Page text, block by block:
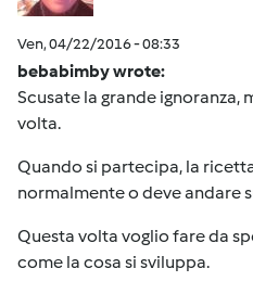
Ven, 04/22/2016 - 08:33
bebabimby wrote:
Scusate la grande ignoranza,
volta.
Quando si partecipa, la
normalmente o deve andare
Questa volta voglio fare da
come la cosa si sviluppa.